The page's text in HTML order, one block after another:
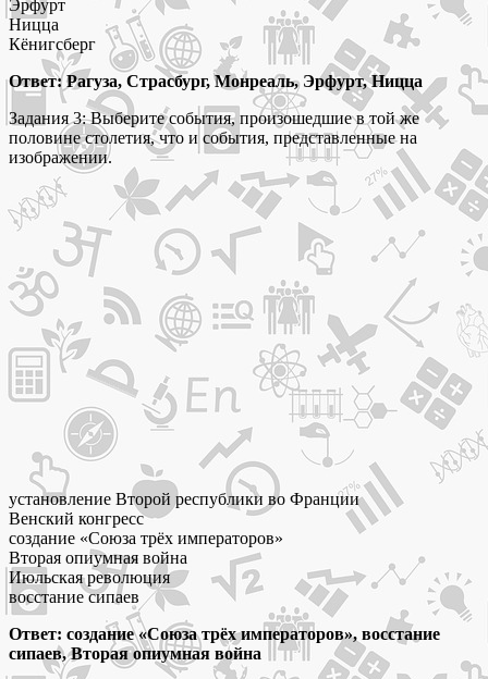
Эрфурт
Ницца
Кёнигсберг
Ответ: Рагуза, Страсбург, Монреаль, Эрфурт, Ницца
Задания 3: Выберите события, произошедшие в той же
половине столетия, что и события, представленные на
изображении.
установление Второй республики во Франции
Венский конгресс
создание «Союза трёх императоров»
Вторая опиумная война
Июльская революция
восстание сипаев
Ответ: создание «Союза трёх императоров», восстание
сипаев, Вторая опиумная война